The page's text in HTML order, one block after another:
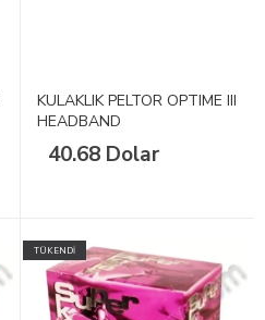
KULAKLIK PELTOR OPTIME III
HEADBAND
40.68 Dolar
TÜKENDİ